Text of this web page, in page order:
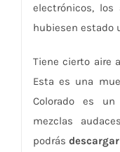
electrónicos,
hubiesen estado
Tiene cierto aire
Esta es una
Colorado es
mezclas
podrás